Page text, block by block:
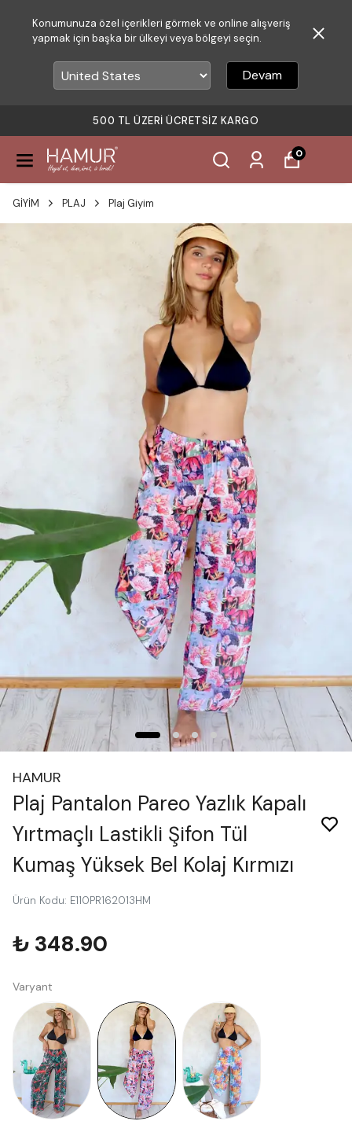
Konumunuza özel içerikleri görmek ve online alışveriş
yapmak için başka bir ülkeyi veya bölgeyi seçin.
Devam
500 TL ÜZERI ÜCRETSIZ KARGO
0
GİYİM PLAJ Plaj Giyim
HAMUR
Plaj Pantalon Pareo Yazlık Kapalı
Yırtmaçlı Lastikli Şifon Tül
Kumaş Yüksek Bel Kolaj Kırmızı
Ürün Kodu: E110PR162013HM
₺ 348.90
Varyant